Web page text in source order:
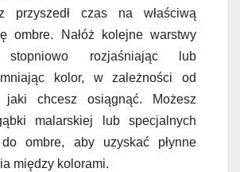
przyszedł czas na właściwą
ombre. Nałóż kolejne warstwy
stopniowo rozjaśniając lub
kolor, w zależności od
jaki chcesz osiągnąć. Możesz
malarskiej lub specjalnych
ombre, aby uzyskać płynne
między kolorami.